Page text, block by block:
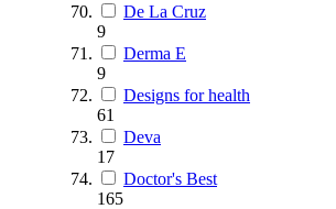
De La Cruz
9
Derma E
9
Designs for health
61
Deva
17
Doctor's Best
165